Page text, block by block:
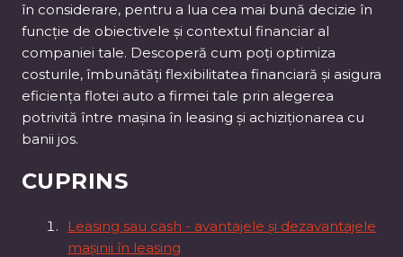
în considerare, pentru a lua cea mai bună decizie în
funcție de obiectivele și contextul financiar al
companiei tale. Descoperă cum poți optimiza
costurile, îmbunătăți flexibilitatea financiară și asigura
eficiența flotei auto a firmei tale prin alegerea
potrivită între mașina în leasing și achiziționarea cu
banii jos.
CUPRINS
Leasing sau cash - avantajele și dezavantajele
mașinii în leasing